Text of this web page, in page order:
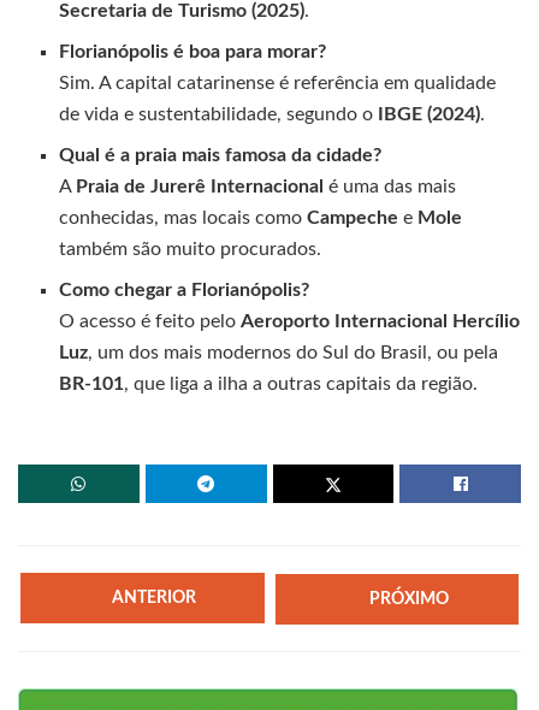
Secretaria de Turismo (2025).
Florianópolis é boa para morar?
Sim. A capital catarinense é referência em qualidade
de vida e sustentabilidade, segundo o
IBGE (2024).
Qual é a praia mais famosa da cidade?
A Praia de Jurerê Internacional é uma das mais
conhecidas, mas locais comoCampeche e Mole
também são muito procurados.
Como chegar a Florianópolis?
O acesso é feito peloAeroporto Internacional Hercílio
Luz, um dos mais modernos do Sul do Brasil, ou pela
BR-101, que liga a ilha a outras capitais da região.
ANTERIOR PRÓXIMO